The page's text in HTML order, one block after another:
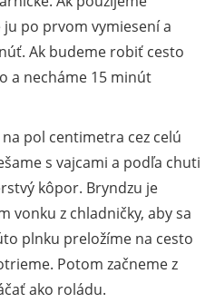
po prvom vymiesení a
Ak budeme robiť cesto
a necháme 15 minút
pol centimetra cez celú
s vajcami a podľa chuti
kôpor. Bryndzu je
vonku z chladničky, aby sa
plnku preložíme na cesto
Potom začneme z
ako roládu.